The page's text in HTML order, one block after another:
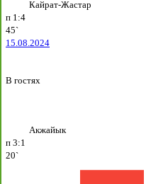
Кайрат-Жастар
п 1:4
45`
15.08.2024
В гостях
Акжайык
п 3:1
20`